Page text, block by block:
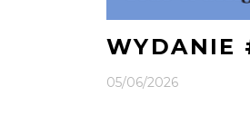
WYDANIE
05/06/2026